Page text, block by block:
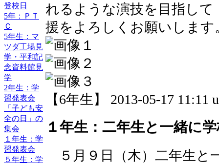
登校日
5年：ＰＴ
Ｃ
5年生：マ
ツダ工場見
学・平和記
念資料館見
学
2年生：学
習発表会
「子ども安
全の日」の
集会
１年生：学
習発表会
５年生：学
れるような演技を目指し
援をよろしくお願いします
【6年生】 2013-05-17 11:11
１年生：二年生と一緒に
５月９日（木）二年生と